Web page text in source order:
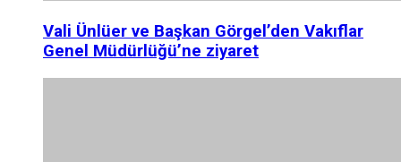
Vali Ünlüer ve Başkan Görgel’den Vakıflar
Genel Müdürlüğü’ne ziyaret